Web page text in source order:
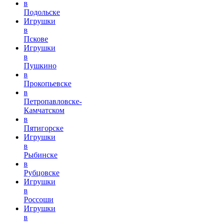
в
Подольске
Игрушки
в
Пскове
Игрушки
в
Пушкино
в
Прокопьевске
в
Петропавловске-
Камчатском
в
Пятигорске
Игрушки
в
Рыбинске
в
Рубцовске
Игрушки
в
Россоши
Игрушки
в